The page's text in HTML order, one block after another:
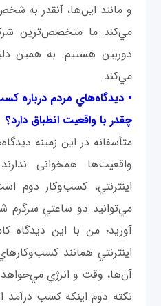
و مانند این‌ها، آنقدر به
مي‌كند ما متخصص‌ترين
دوربين هستيم. به همین
مي‌كند.
• ديدگاه‌هاي مردم درباره
چقدر با واقعيت انطباق دارد؟
متأسفانه در اين زمينه
واقعيت‌ها همخوانی
اينترنتي، كسب‌وكار دوم
مي‌توانيد دو ساعتي
‌آوريد؛ من با اين ديدگاه
اينترنتي همانند
آن‌ها، وقت و انرژي
نكته دوم اينكه كسب درآمد